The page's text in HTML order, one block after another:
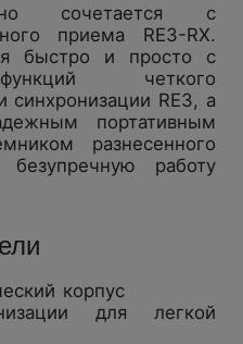
сочетается с
приема RE3-RX.
быстро и просто с
четкого
синхронизации RE3, а
портативным
разнесенного
безупречную работу
корпус
для легкой